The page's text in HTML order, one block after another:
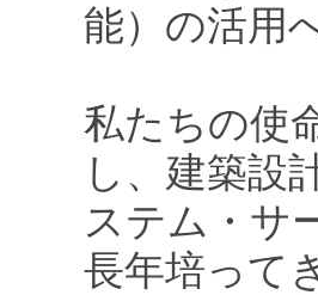
能）の活用
私たちの使
し、建築設
ステム・サ
長年培って